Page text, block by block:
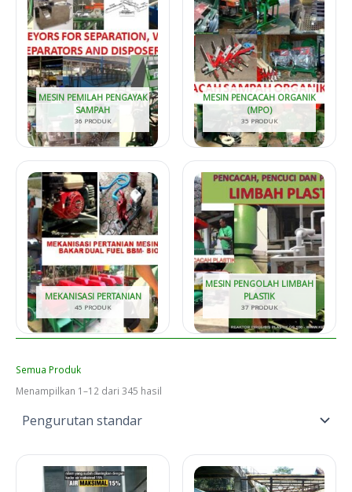
MESIN PEMILAH PENGAYAK
SAMPAH
36 PRODUK
MESIN PENCACAH ORGANIK
(MPO)
35 PRODUK
MEKANISASI PERTANIAN
45 PRODUK
MESIN PENGOLAH LIMBAH
PLASTIK
37 PRODUK
Semua Produk
Menampilkan 1–12 dari 345 hasil